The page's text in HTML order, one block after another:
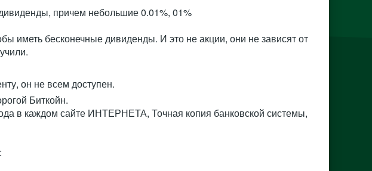
причем небольшие 0.01%, 01%
иметь бесконечные дивиденды. И это не акции, они не зависят от
он не всем доступен.
Биткойн.
в каждом сайте ИНТЕРНЕТА, Точная копия банковской системы,